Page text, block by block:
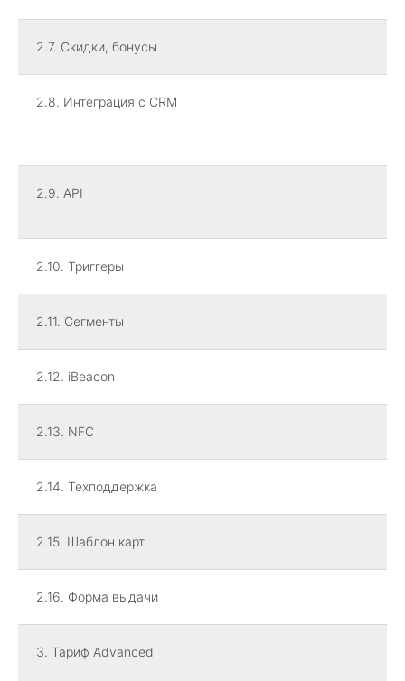
2.7. Скидки, бонусы
2.8. Интеграция с CRM
2.9. API
2.10. Триггеры
2.11. Сегменты
2.12. iBeacon
2.13. NFC
2.14. Техподдержка
2.15. Шаблон карт
2.16. Форма выдачи
3. Тариф Advanced